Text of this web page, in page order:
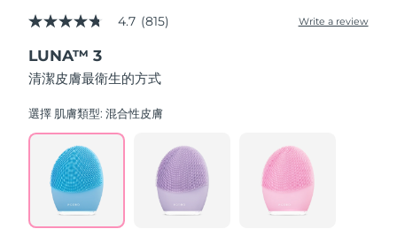
4.7
of
5
stars,
rating
Read
Reviews.
Same
page
link.
4.7 (815) Write a review
LUNA™ 3
清潔皮膚最衛生的方式
選擇 肌膚類型:混合性皮膚